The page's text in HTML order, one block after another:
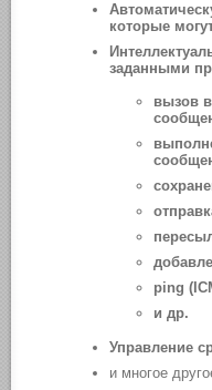
которые
заданными
вызов
ping
и др.
Управление
и многое